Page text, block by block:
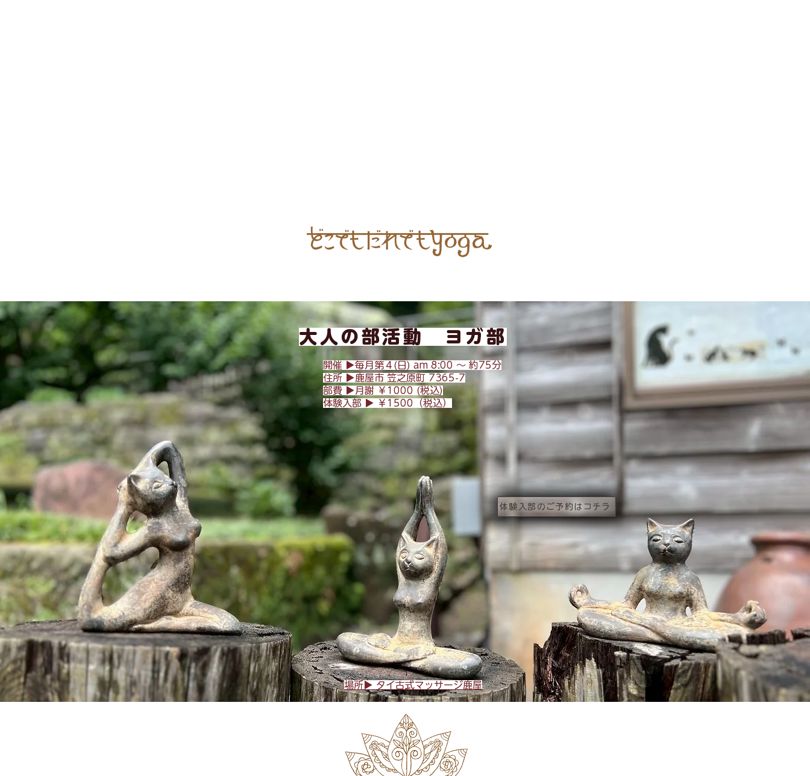
大人の部活動 ヨガ部
開催 ▶︎毎月第４(日) am 8:00 〜 約75分
​住所 ▶︎鹿屋市 笠之原町 7365-7
​部費 ▶︎月謝 ￥1000 (税込)
体験入部 ▶︎ ￥1500（税込）
体験入部のご予約はコチラ
場所▶︎ タイ古式マッサージ鹿屋